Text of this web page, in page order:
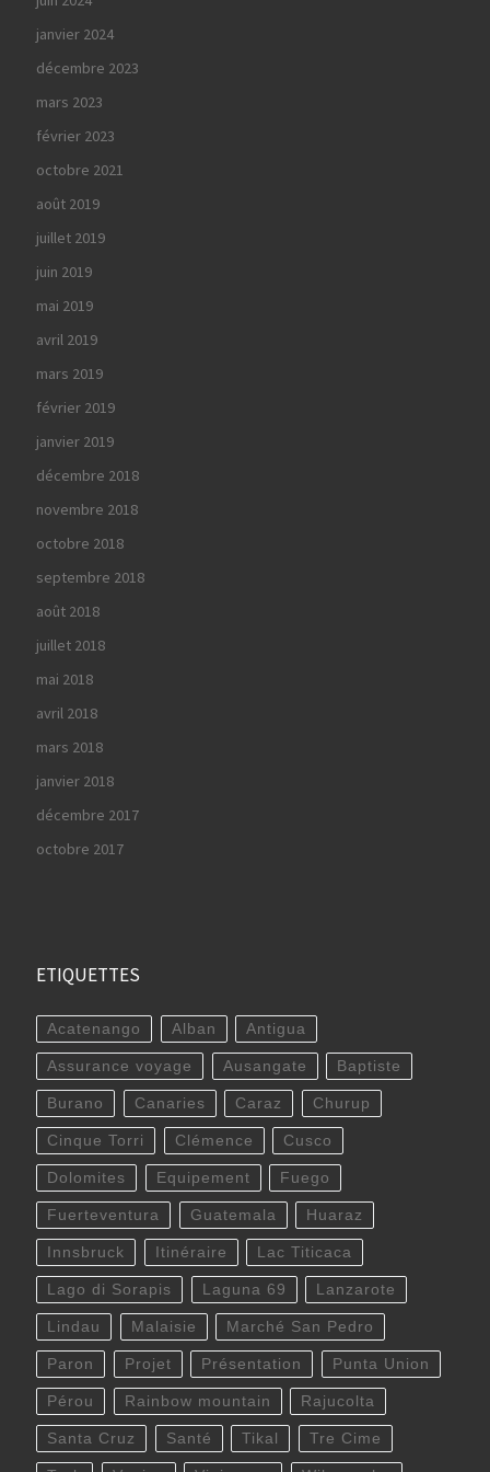
janvier 2024
décembre 2023
mars 2023
février 2023
octobre 2021
août 2019
juillet 2019
juin 2019
mai 2019
avril 2019
mars 2019
février 2019
janvier 2019
décembre 2018
novembre 2018
octobre 2018
septembre 2018
août 2018
juillet 2018
mai 2018
avril 2018
mars 2018
janvier 2018
décembre 2017
octobre 2017
ETIQUETTES
Acatenango Alban Antigua
Assurance voyage Ausangate Baptiste
Burano Canaries Caraz Churup
Cinque Torri Clémence Cusco
Dolomites Equipement Fuego
Fuerteventura Guatemala Huaraz
Innsbruck Itinéraire Lac Titicaca
Lago di Sorapis Laguna 69 Lanzarote
Lindau Malaisie Marché San Pedro
Paron Projet Présentation Punta Union
Pérou Rainbow mountain Rajucolta
Santa Cruz Santé Tikal Tre Cime